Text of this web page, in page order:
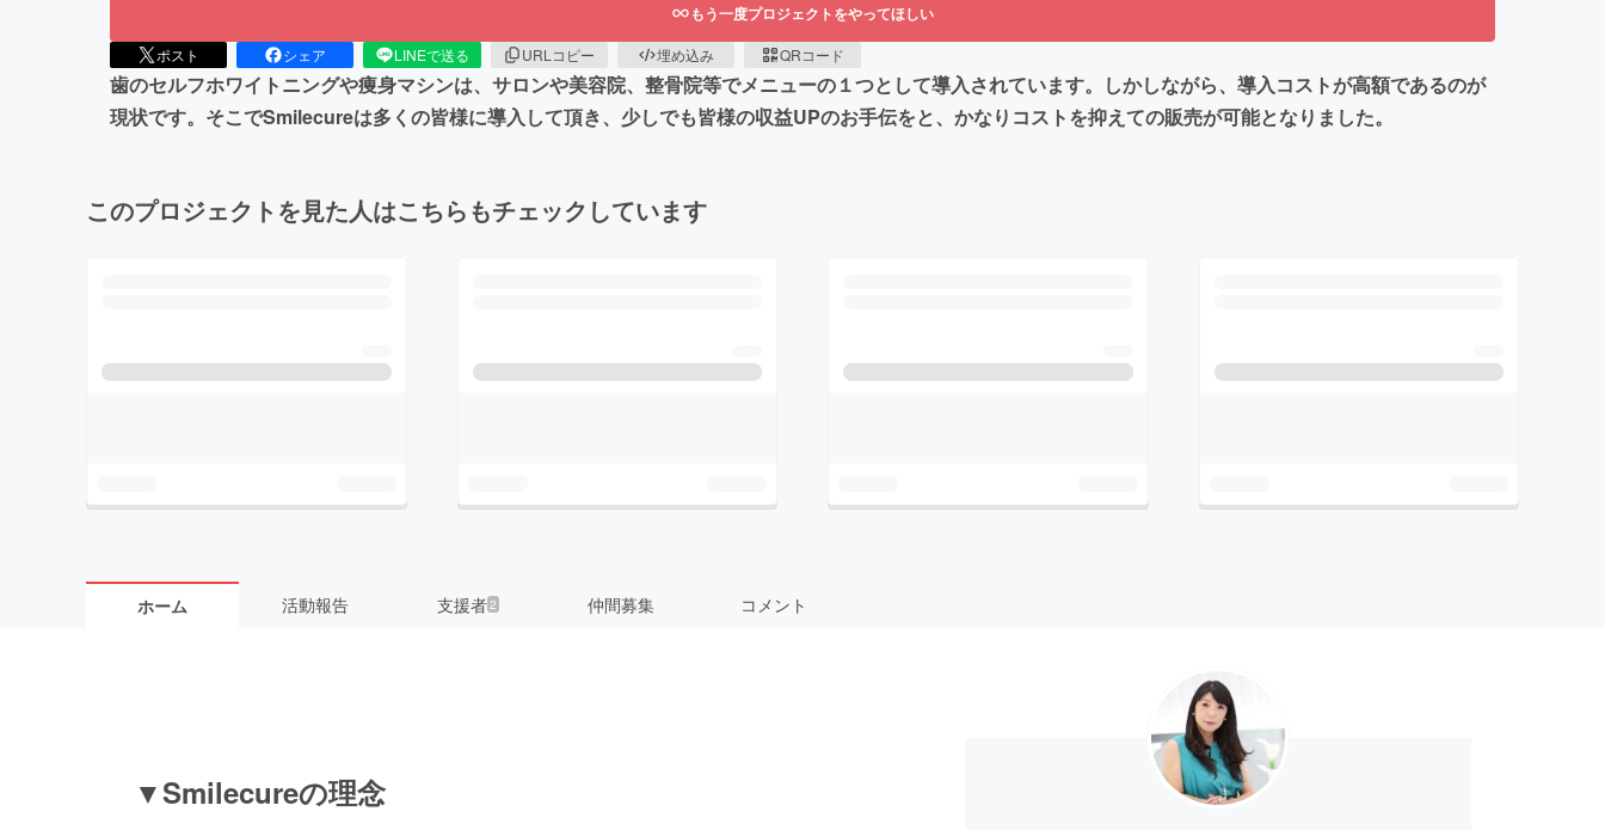
もう一度プロジェクトをやってほしい
ポスト シェア LINEで送る URLコピー 埋め込み QRコード
歯のセルフホワイトニングや痩身マシンは、サロンや美容院、整骨院等でメニューの１つとして導入されています。しかしながら、導入コストが高額であるのが
現状です。そこでSmilecureは多くの皆様に導入して頂き、少しでも皆様の収益UPのお手伝をと、かなりコストを抑えての販売が可能となりました。
このプロジェクトを見た人はこちらもチェックしています
ホーム 活動報告 支援者2 仲間募集 コメント
▼Smilecureの理念